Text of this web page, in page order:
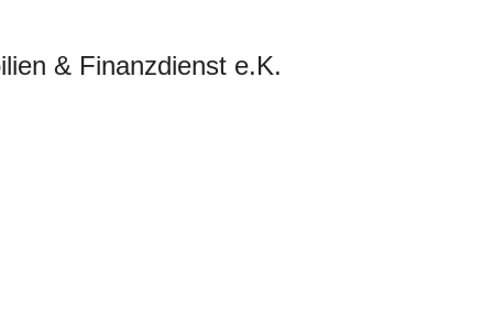
& Finanzdienst e.K.